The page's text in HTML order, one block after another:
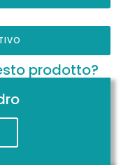
prodotto?